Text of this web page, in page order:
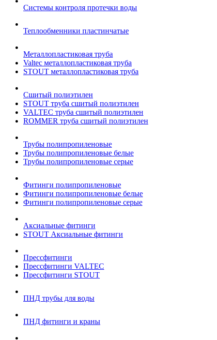
Системы контроля протечки воды
Теплообменники пластинчатые
Металлопластиковая труба
Valtec металлопластиковая труба
STOUT металлопластиковая труба
Сшитый полиэтилен
STOUT труба сшитый полиэтилен
VALTEC труба сшитый полиэтилен
ROMMER труба сшитый полиэтилен
Трубы полипропиленовые
Трубы полипропиленовые белые
Трубы полипропиленовые серые
Фитинги полипропиленовые
Фитинги полипропиленовые белые
Фитинги полипропиленовые серые
Аксиальные фитинги
STOUT Аксиальные фитинги
Прессфитинги
Прессфитинги VALTEC
Прессфитинги STOUT
ПНД трубы для воды
ПНД фитинги и краны